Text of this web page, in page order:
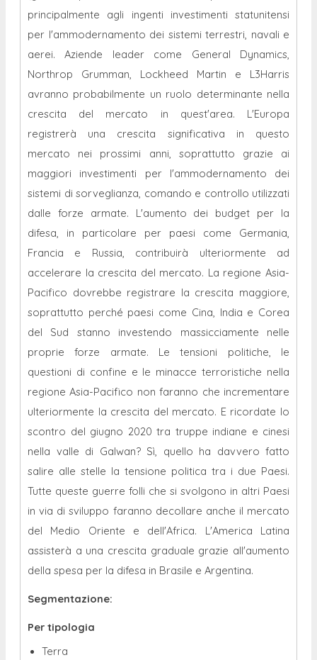
principalmente agli ingenti investimenti statunitensi
per l'ammodernamento dei sistemi terrestri, navali e
aerei. Aziende leader come General Dynamics,
Northrop Grumman, Lockheed Martin e L3Harris
avranno probabilmente un ruolo determinante nella
crescita del mercato in quest'area. L'Europa
registrerà una crescita significativa in questo
mercato nei prossimi anni, soprattutto grazie ai
maggiori investimenti per l'ammodernamento dei
sistemi di sorveglianza, comando e controllo utilizzati
dalle forze armate. L'aumento dei budget per la
difesa, in particolare per paesi come Germania,
Francia e Russia, contribuirà ulteriormente ad
accelerare la crescita del mercato. La regione Asia-
Pacifico dovrebbe registrare la crescita maggiore,
soprattutto perché paesi come Cina, India e Corea
del Sud stanno investendo massicciamente nelle
proprie forze armate. Le tensioni politiche, le
questioni di confine e le minacce terroristiche nella
regione Asia-Pacifico non faranno che incrementare
ulteriormente la crescita del mercato. E ricordate lo
scontro del giugno 2020 tra truppe indiane e cinesi
nella valle di Galwan? Sì, quello ha davvero fatto
salire alle stelle la tensione politica tra i due Paesi.
Tutte queste guerre folli che si svolgono in altri Paesi
in via di sviluppo faranno decollare anche il mercato
del Medio Oriente e dell'Africa. L'America Latina
assisterà a una crescita graduale grazie all'aumento
della spesa per la difesa in Brasile e Argentina.
Segmentazione:
Per tipologia
Terra